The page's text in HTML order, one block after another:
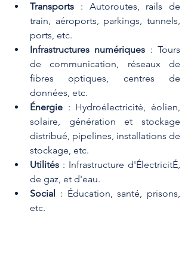
Transports : Autoroutes, rails de
train, aéroports, parkings, tunnels,
ports, etc.
Infrastructures numériques : Tours
de communication, réseaux de
fibres optiques, centres de
données, etc.
Énergie : Hydroélectricité, éolien,
solaire, génération et stockage
distribué, pipelines, installations de
stockage, etc.
Utilités : Infrastructure d'ÉlectricitÉ,
de gaz, et d'eau.
Social : Éducation, santé, prisons,
etc.